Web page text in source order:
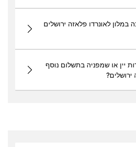
במלון לאונרדו פלאזה ירושלים
יין או שמפניה בתשלום נוסף
ירושלים?